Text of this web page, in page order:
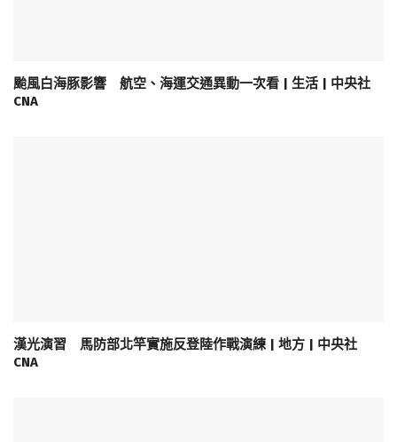
颱風白海豚影響 航空、海運交通異動一次看 | 生活 | 中央社
CNA
漢光演習 馬防部北竿實施反登陸作戰演練 | 地方 | 中央社
CNA